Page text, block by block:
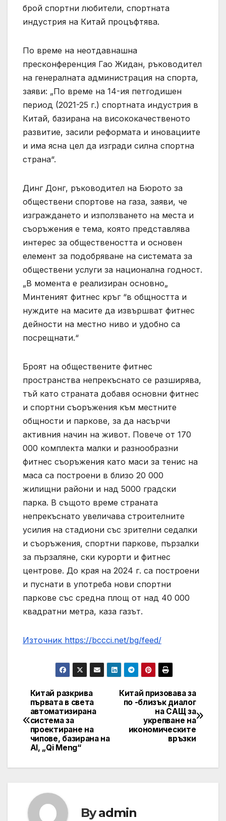
брой спортни любители, спортната
индустрия на Китай процъфтява.
По време на неотдавнашна
пресконференция Гао Жидан, ръководител
на генералната администрация на спорта,
заяви: „По време на 14-ия петгодишен
период (2021-25 г.) спортната индустрия в
Китай, базирана на висококачественото
развитие, засили реформата и иновациите
и има ясна цел да изгради силна спортна
страна“.
Динг Донг, ръководител на Бюрото за
обществени спортове на газа, заяви, че
изграждането и използването на места и
съоръжения е тема, която представлява
интерес за обществеността и основен
елемент за подобряване на системата за
обществени услуги за национална годност.
„В момента е реализиран основно„
Минтеният фитнес кръг “в общността и
нуждите на масите да извършват фитнес
дейности на местно ниво и удобно са
посрещнати.“
Броят на обществените фитнес
пространства непрекъснато се разширява,
тъй като страната добавя основни фитнес
и спортни съоръжения към местните
общности и паркове, за да насърчи
активния начин на живот. Повече от 170
000 комплекта малки и разнообразни
фитнес съоръжения като маси за тенис на
маса са построени в близо 20 000
жилищни райони и над 5000 градски
парка. В същото време страната
непрекъснато увеличава строителните
усилия на стадиони със зрителни седалки
и съоръжения, спортни паркове, пързалки
за пързаляне, ски курорти и фитнес
центрове. До края на 2024 г. са построени
и пуснати в употреба нови спортни
паркове със средна площ от над 40 000
квадратни метра, каза газът.
Източник https://bccci.net/bg/feed/
Post
navigation
Китай призовава за
по -близък диалог
на САЩ за
укрепване на
икономическите
връзки
Китай разкрива
първата в света
автоматизирана
система за
проектиране на
чипове, базирана на
AI, „Qi Meng“
Byadmin